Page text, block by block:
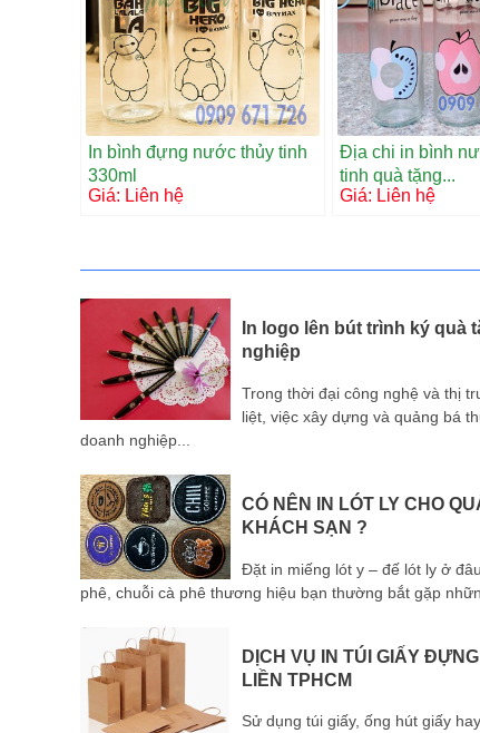
In bình đựng nước thủy tinh
330ml
Giá: Liên hệ
Địa chi in bình
tinh quà tặng...
Giá: Liên hệ
In logo lên bút trình ký quà
nghiệp
Trong thời đại công nghệ và thị
liệt, việc xây dựng và quảng bá
doanh nghiệp...
CÓ NÊN IN LÓT LY CHO
KHÁCH SẠN ?
Đặt in miếng lót y – đế lót ly ở
phê, chuỗi cà phê thương hiệu bạn thường bắt gặp
DỊCH VỤ IN TÚI GIẤY
LIỀN TPHCM
Sử dụng túi giấy, ống hút giấy